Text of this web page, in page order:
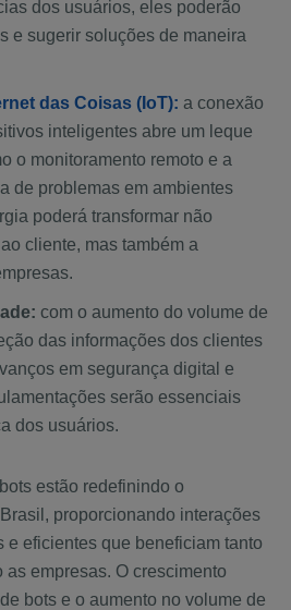
dos usuários, eles poderão
e sugerir soluções de maneira
das Coisas (IoT): a conexão
inteligentes abre um leque
o monitoramento remoto e a
de problemas em ambientes
poderá transformar não
cliente, mas também a
com o aumento do volume de
das informações dos clientes
em segurança digital e
serão essenciais
dos usuários.
estão redefinindo o
proporcionando interações
e eficientes que beneficiam tanto
empresas. O crescimento
bots e o aumento no volume de